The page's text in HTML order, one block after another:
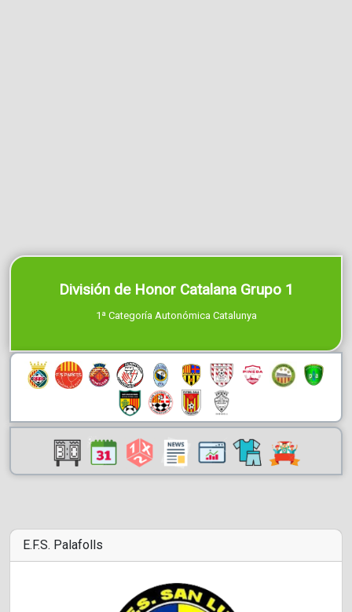
División de Honor Catalana Grupo 1
1ª Categoría Autonómica Catalunya
E.F.S. Palafolls